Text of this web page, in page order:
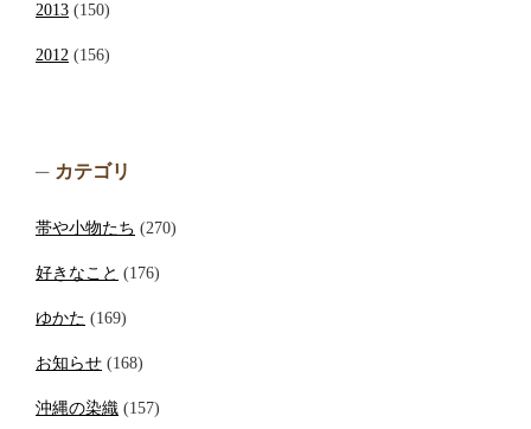
2013 (150)
2012 (156)
カテゴリ
帯や小物たち (270)
好きなこと (176)
ゆかた (169)
お知らせ (168)
沖縄の染織 (157)